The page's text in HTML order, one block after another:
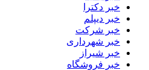
خبر دکترا
خبر دیپلم
خبر شرکت
خبر شهرداری
خبر شیراز
خبر فروشگاه